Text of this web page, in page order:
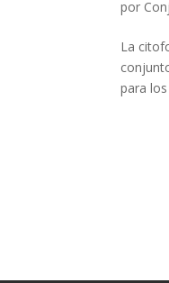
por
La
para